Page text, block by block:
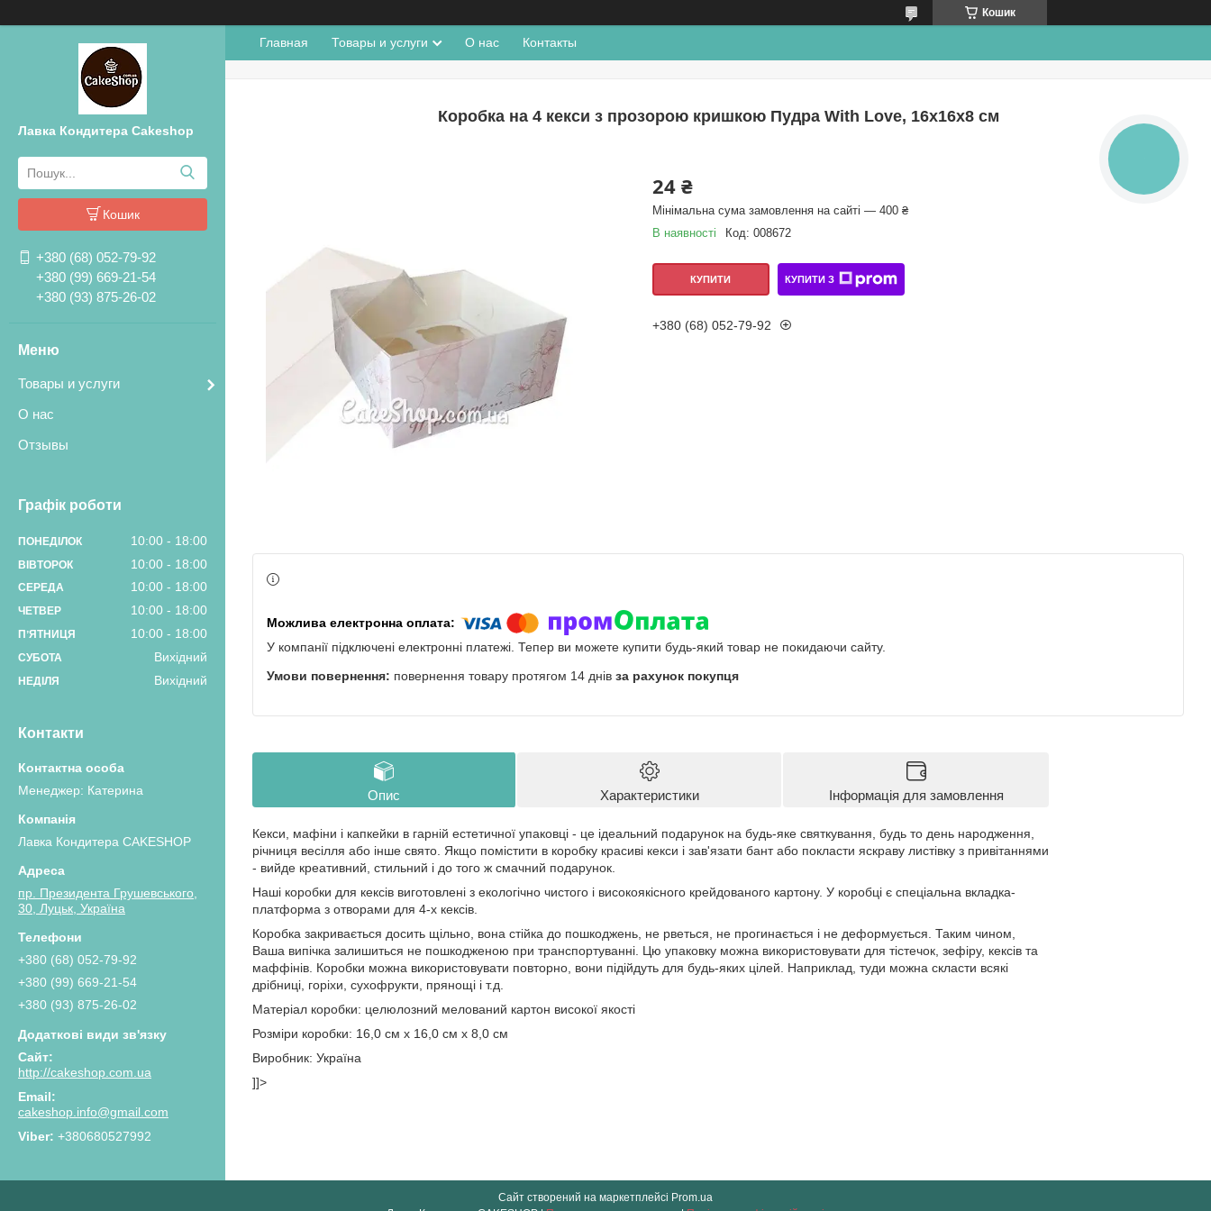
Кошик
Лавка Кондитера Cakeshop
Кошик
+380 (68) 052-79-92
+380 (99) 669-21-54
+380 (93) 875-26-02
Товары и услуги
О нас
Отзывы
Графік роботи
ПОНЕДІЛОК 10:00 18:00
ВІВТОРОК 10:00 18:00
СЕРЕДА 10:00 18:00
ЧЕТВЕР 10:00 18:00
ПʼЯТНИЦЯ 10:00 18:00
СУБОТА Вихідний
НЕДІЛЯ Вихідний
Контакти
Менеджер: Катерина
Лавка Кондитера CAKESHOP
пр. Президента Грушевського,
30, Луцьк, Україна
+380 (68) 052-79-92
+380 (99) 669-21-54
+380 (93) 875-26-02
http://cakeshop.com.ua
cakeshop.info@gmail.com
+380680527992
Главная Товары и услуги О нас Контакты
Коробка на 4 кекси з прозорою кришкою Пудра With Love, 16х16х8 см
24 ₴
Мінімальна сума замовлення на сайті — 400 ₴
В наявності
Код: 008672
КУПИТИ КУПИТИ З
+380 (68) 052-79-92
У компанії підключені електронні платежі. Тепер ви можете купити будь-який товар не покидаючи сайту.
повернення товару протягом 14 днів за рахунок покупця
Опис Характеристики Інформація для замовлення
Кекси, мафіни і капкейки в гарній естетичної упаковці - це ідеальний подарунок на будь-яке святкування, будь то день народження,
річниця весілля або інше свято. Якщо помістити в коробку красиві кекси і зав'язати бант або покласти яскраву листівку з привітаннями
- вийде креативний, стильний і до того ж смачний подарунок.
Наші коробки для кексів виготовлені з екологічно чистого і високоякісного крейдованого картону. У коробці є спеціальна вкладка-
платформа з отворами для 4-х кексів.
Коробка закривається досить щільно, вона стійка до пошкоджень, не рветься, не прогинається і не деформується. Таким чином,
Ваша випічка залишиться не пошкодженою при транспортуванні. Цю упаковку можна використовувати для тістечок, зефіру, кексів та
маффінів. Коробки можна використовувати повторно, вони підійдуть для будь-яких цілей. Наприклад, туди можна скласти всякі
дрібниці, горіхи, сухофрукти, прянощі і т.д.
Матеріал коробки: целюлозний мелований картон високої якості
Розміри коробки: 16,0 см х 16,0 см х 8,0 см
Виробник: Україна
]]>
Сайт створений на маркетплейсі Prom.ua